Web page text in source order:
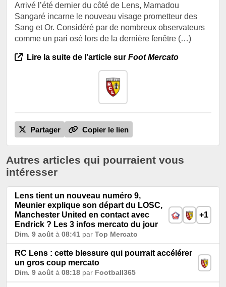
Arrivé l’été dernier du côté de Lens, Mamadou
Sangaré incarne le nouveau visage prometteur des
Sang et Or. Considéré par de nombreux observateurs
comme un pari osé lors de la dernière fenêtre (…)
Lire la suite de l'article sur Foot Mercato
Partager Copier le lien
Autres articles qui pourraient vous
intéresser
Lens tient un nouveau numéro 9,
Meunier explique son départ du LOSC,
Manchester United en contact avec
Endrick ? Les 3 infos mercato du jour
Dim. 9 août à 08:41 par Top Mercato
+1
RC Lens : cette blessure qui pourrait accélérer
un gros coup mercato
Dim. 9 août à 08:18 par Football365